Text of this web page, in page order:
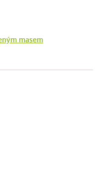
masem